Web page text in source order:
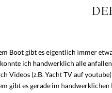
Boot gibt es eigentlich immer
ich handwerklich alle
Videos (z.B. Yacht TV auf
gibt es gerade im